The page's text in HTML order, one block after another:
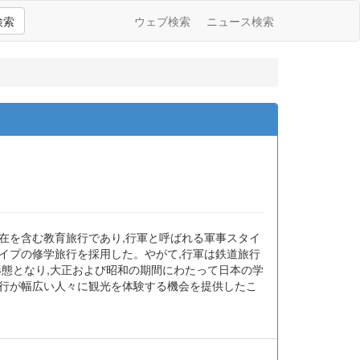
索 ウェブ検索 ニュース検索
含む教育旅行であり,行軍と呼ばれる軍事スタイ
プの修学旅行を採用した。やがて,行軍は鉄道旅行
となり,大正および昭和の期間にわたって日本の学
幅広い人々に観光を体験する機会を提供したこ